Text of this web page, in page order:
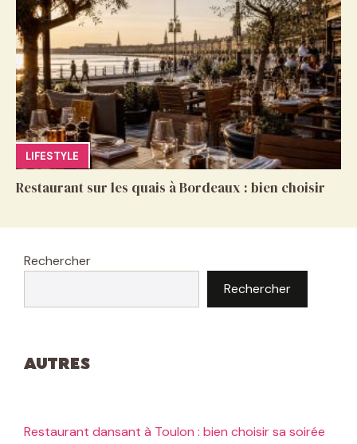
LIFESTYLE
Restaurant sur les quais à Bordeaux : bien choisir
Rechercher
Rechercher
Autres
Restaurant dansant à Toulon : bien choisir sa soirée